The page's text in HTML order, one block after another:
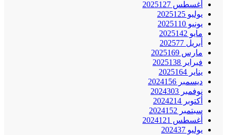
أغسطس 2025 127
يوليو 2025 125
يونيو 2025 110
مايو 2025 142
أبريل 2025 77
مارس 2025 169
فبراير 2025 138
يناير 2025 164
ديسمبر 2024 156
نوفمبر 2024 303
أكتوبر 2024 214
سبتمبر 2024 152
أغسطس 2024 121
يوليو 2024 37